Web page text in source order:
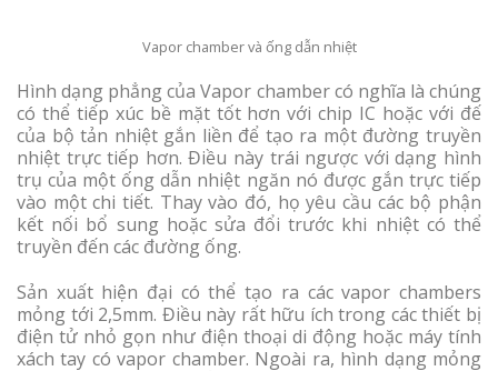
Vapor chamber và ống dẫn nhiệt
Hình dạng phẳng của Vapor chamber có nghĩa là chúng
có thể tiếp xúc bề mặt tốt hơn với chip IC hoặc với đế
của bộ tản nhiệt gắn liền để tạo ra một đường truyền
nhiệt trực tiếp hơn. Điều này trái ngược với dạng hình
trụ của một ống dẫn nhiệt ngăn nó được gắn trực tiếp
vào một chi tiết. Thay vào đó, họ yêu cầu các bộ phận
kết nối bổ sung hoặc sửa đổi trước khi nhiệt có thể
truyền đến các đường ống.
Sản xuất hiện đại có thể tạo ra các vapor chambers
mỏng tới 2,5mm. Điều này rất hữu ích trong các thiết bị
điện tử nhỏ gọn như điện thoại di động hoặc máy tính
xách tay có vapor chamber. Ngoài ra, hình dạng mỏng